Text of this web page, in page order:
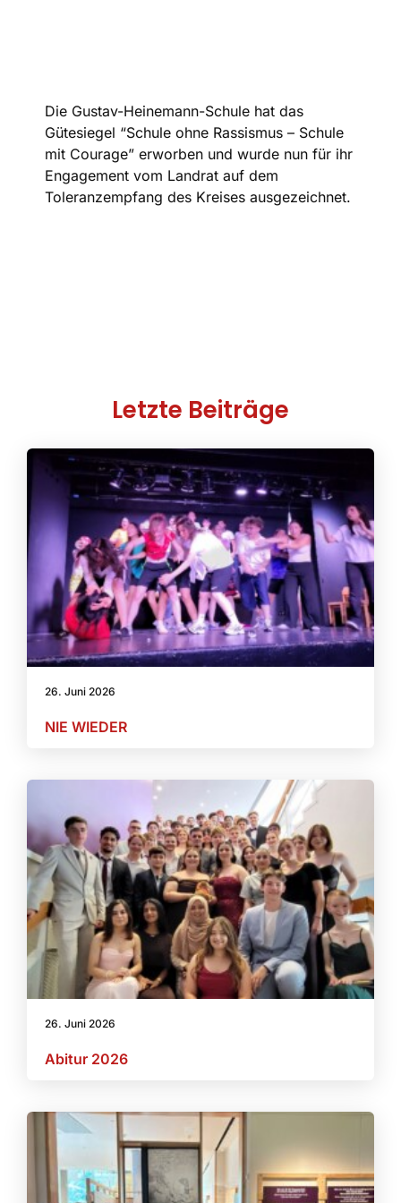
Die Gustav-Heinemann-Schule hat das
Gütesiegel “Schule ohne Rassismus – Schule
mit Courage” erworben und wurde nun für ihr
Engagement vom Landrat auf dem
Toleranzempfang des Kreises ausgezeichnet.
Letzte Beiträge
26. Juni 2026
NIE WIEDER
26. Juni 2026
Abitur 2026